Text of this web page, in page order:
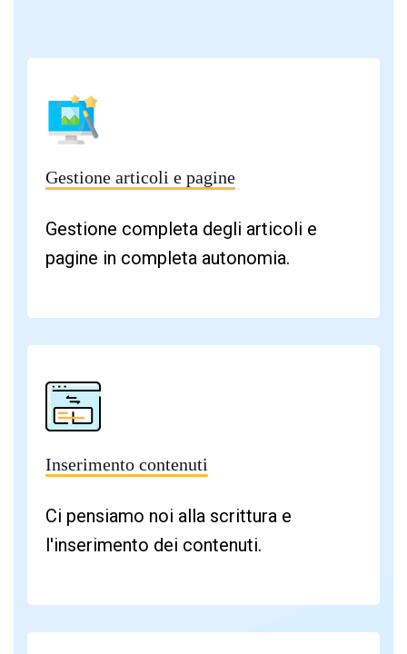
Gestione articoli e pagine
Gestione completa degli articoli e
pagine in completa autonomia.
Inserimento contenuti
Ci pensiamo noi alla scrittura e
l'inserimento dei contenuti.